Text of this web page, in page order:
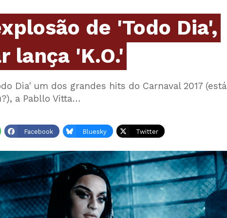
de 'Todo Dia',
lança 'K.O.'
Dia' um dos grandes hits do Carnaval 2017 (está
a Pabllo Vitta…
Facebook Bluesky Twitter